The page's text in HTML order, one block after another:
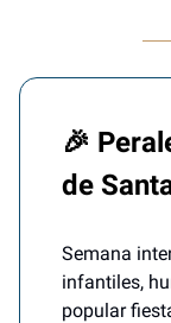
🎉
de
Semana
infantiles,
popular